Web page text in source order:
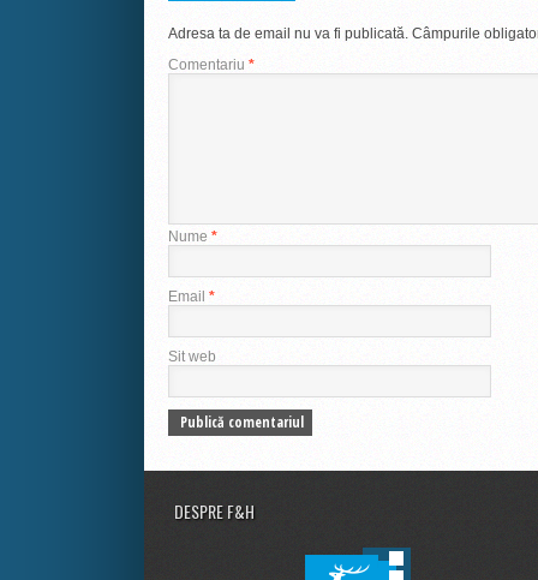
Adresa ta de email nu va fi publicată. Câmpurile
Comentariu *
Nume *
Email *
Sit web
DESPRE F&H